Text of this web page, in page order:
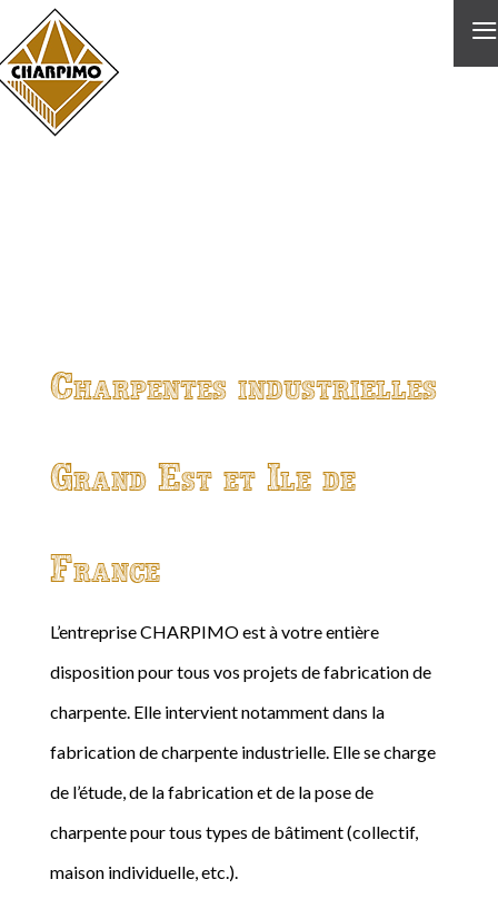
≡
Charpentes industrielles
Grand Est et Ile de
France
L’entreprise CHARPIMO est à votre entière
disposition pour tous vos projets de fabrication de
charpente. Elle intervient notamment dans la
fabrication de charpente industrielle. Elle se charge
de l’étude, de la fabrication et de la pose de
charpente pour tous types de bâtiment (collectif,
maison individuelle, etc.).